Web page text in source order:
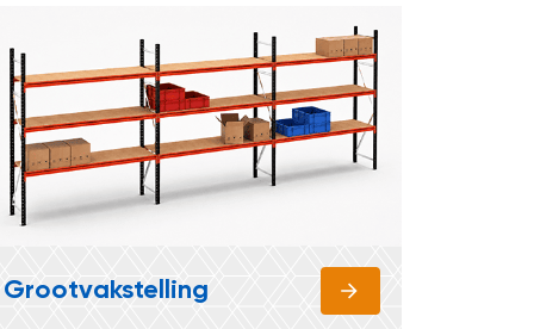
Grootvakstelling